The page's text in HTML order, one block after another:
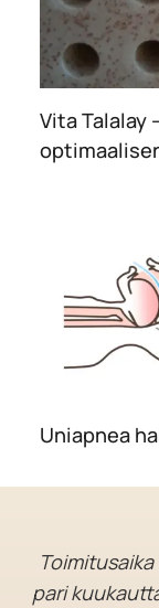
Vita Talalay
Uniapnea
pari